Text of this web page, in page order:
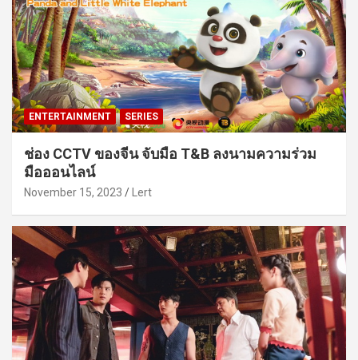
ENTERTAINMENT SERIES
ช่อง CCTV ของจีน จับมือ T&B ลงนามความร่วม
มือออนไลน์
November 15, 2023 Lert